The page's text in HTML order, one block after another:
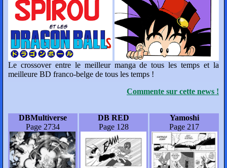
Le crossover entre le meilleur manga de tous les temps et la
meilleure BD franco-belge de tous les temps !
Commente sur cette news !
DBMultiverse
Page 2734
DB RED
Page 128
Yamoshi
Page 217